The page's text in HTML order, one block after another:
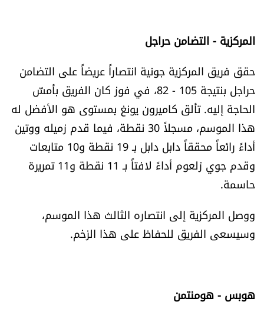
اقرأ تضحك
كاميرا
سجالات
صحّة وصحن
الرياضة
حظّك اليوم
المركزية - التضامن حراجل
حقق فريق المركزية جونية انتصاراً عريضاً على التضامن
حراجل بنتيجة 105 - 82، في فوز كان الفريق بأمسّ
الحاجة إليه. تألق كاميرون يونغ بمستوى هو الأفضل له
هذا الموسم، مسجلاً 30 نقطة، فيما قدم زميله ووتين
أداءً رائعاً محققاً دابل دابل بـ 19 نقطة و10 متابعات
وقدم جوي زلعوم أداءً لافتاً بـ 11 نقطة و11 تمريرة
حاسمة.
ووصل المركزية إلى انتصاره الثالث هذا الموسم،
وسيسعى الفريق للحفاظ على هذا الزخم.
هوبس - هومنتمن